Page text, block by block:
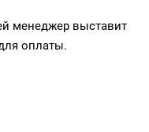
менеджер выставит
оплаты.